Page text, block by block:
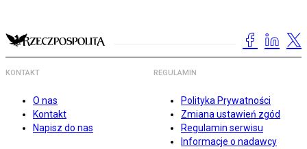
KONTAKT
O nas
Kontakt
Napisz do nas
REGULAMIN
Polityka Prywatności
Zmiana ustawień zgód
Regulamin serwisu
Informacje o nadawcy